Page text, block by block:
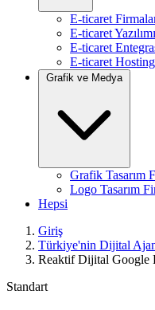
E-ticaret
E-ticaret
E-ticaret
E-ticaret
Grafik ve Medya
Grafik Tasarım
Logo Tasarım
Hepsi
Giriş
Türkiye'nin Dijital
Reaktif Dijital Google
Standart